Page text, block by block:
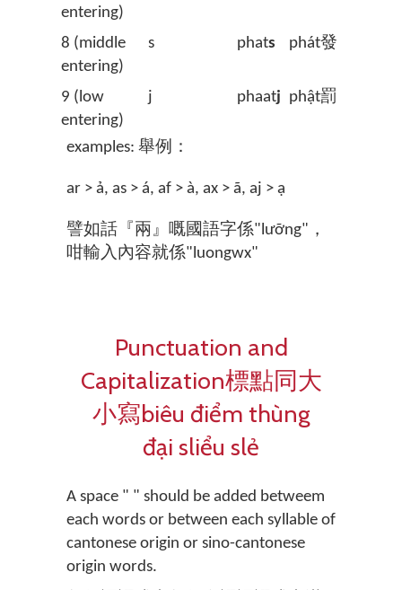
entering)
8 (middle
entering)
s phats phát發
9 (low
entering)
j phaatj phật罰
examples: 舉例：
ar > ả, as > á, af > à, ax > ã, aj > ạ
譬如話『兩』嘅國語字係"lưỡng"，
咁輸入內容就係"luongwx"
Punctuation and
Capitalization標點同大
小寫biêu điểm thùng
đại sliểu slẻ
A space " " should be added betweem
each words or between each syllable of
cantonese origin or sino-cantonese
origin words.